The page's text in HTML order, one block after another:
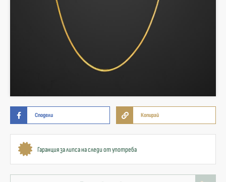
Сподели Копирай
Гаранция за липса на следи от употреба